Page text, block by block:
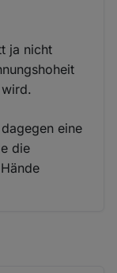
ja nicht
eine
die